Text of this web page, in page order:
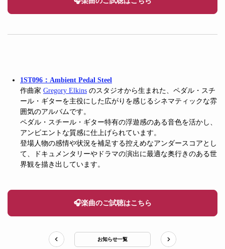
1ST096：Ambient Pedal Steel
作曲家 Gregory Elkins のスタジオから生まれた、ペダル・スチ
ール・ギターを主役にした広がりを感じるシネマティックな雰
囲気のアルバムです。
ペダル・スチール・ギター特有の浮遊感のある音色を活かし、
アンビエントな質感に仕上げられています。
登場人物の感情や状況を補足する控えめなアンダースコアとし
て、ドキュメンタリーやドラマの演出に最適な奥行きのある世
界観を描き出しています。
🎧楽曲のご試聴はこちら
お知らせ一覧